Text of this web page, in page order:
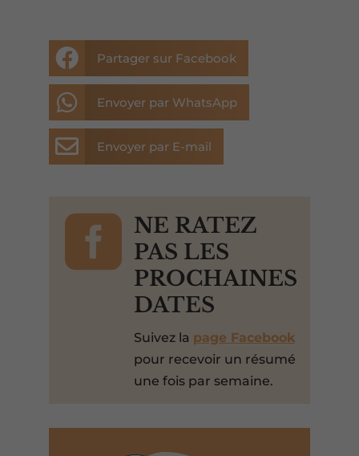
 Partager sur Facebook
 Envoyer par WhatsApp
 Envoyer par E-mail

NE RATEZ
PAS LES
PROCHAINES
DATES
Suivez la page Facebook
pour recevoir un résumé
une fois par semaine.